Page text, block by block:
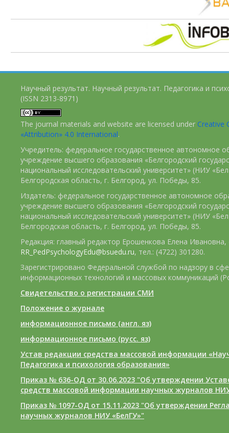
Научный результат. Научный результат. Педагогика и
(ISSN 2313-8971)
The journal materials and website are licensed under Creative
«Attribution» 4.0 International.
Учредитель: федеральное государственное автономное
учреждение высшего образования «Белгородский
национальный исследовательский университет» (НИУ
Белгородская область, г. Белгород, ул. Победы, 85.
Издатель: федеральное государственное автономное
учреждение высшего образования «Белгородский
национальный исследовательский университет» (НИУ
Белгородская область, г. Белгород, ул. Победы, 85.
Редакция: главный редактор Ерошенкова Елена Ивановна,
RR_PedPsychologyEdu@bsuedu.ru, тел.: (4722) 301280.
Зарегистрировано Федеральной службой по надзору в
информационных технологий и массовых коммуникаций
Свидетельство о регистрации СМИ
Положение о журнале
информационное письмо (англ. яз)
информационное письмо (русс. яз)
Устав редакции средства массовой информации
Педагогика и психология образования»
Приказ № 636-ОД от 30.06.2023 "Об утверждении
средств массовой информации научных журналов
Приказ № 1097-ОД от 15.11.2023 "Об утверждении
научных журналов НИУ «БелГУ»"